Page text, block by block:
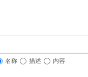
名称 描述 内容